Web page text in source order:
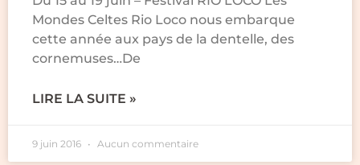
Mondes Celtes Rio Loco nous embarque
cette année aux pays de la dentelle, des
cornemuses…De
LIRE LA SUITE »
9 juin 2016 Aucun commentaire